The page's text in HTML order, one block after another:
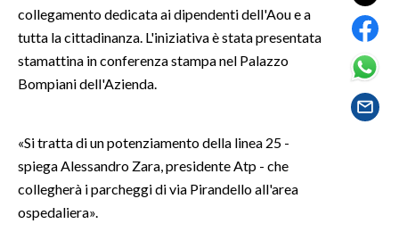
SALUTE
SARDI NEL MONDO
NOTIZIE
collegamento dedicata ai dipendenti dell'Aou e a
tutta la cittadinanza. L'iniziativa è stata presentata
stamattina in conferenza stampa nel Palazzo
Bompiani dell'Azienda.
«Si tratta di un potenziamento della linea 25 -
spiega Alessandro Zara, presidente Atp - che
collegherà i parcheggi di via Pirandello all'area
ospedaliera».